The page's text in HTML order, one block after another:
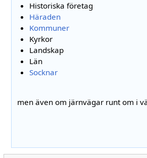
Historiska företag
Häraden
Kommuner
Kyrkor
Landskap
Län
Socknar
men även om järnvägar runt om i